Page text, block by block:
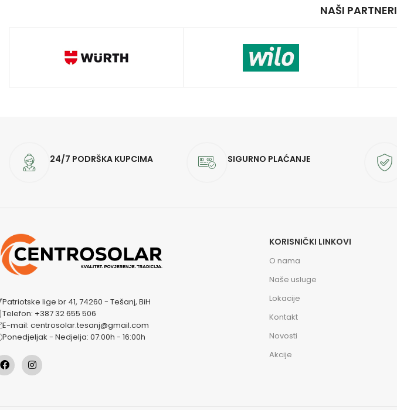
NAŠI PARTNERI
24/7 PODRŠKA KUPCIMA SIGURNO PLAĆANJE
Patriotske lige br 41, 74260 - Tešanj, BiH
Telefon: +387 32 655 506
E-mail: centrosolar.tesanj@gmail.com
Ponedjeljak - Nedjelja: 07:00h - 16:00h
KORISNIČKI LINKOVI
O nama
Naše usluge
Lokacije
Kontakt
Novosti
Akcije